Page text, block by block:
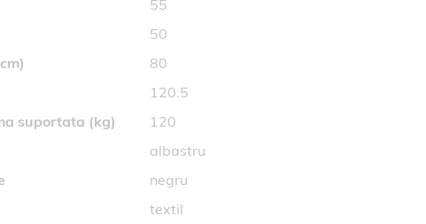
55
50
80
120.5
suportata (kg)
120
albastru
negru
textil